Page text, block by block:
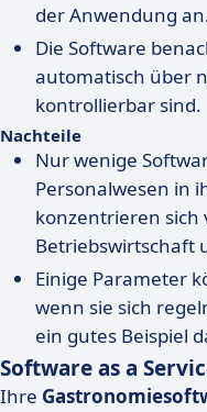
der Anwendung
Die Software
automatisch über
kontrollierbar sind.
Nachteile
Nur wenige
Personalwesen in
konzentrieren sich
Betriebswirtschaft
Einige Parameter
wenn sie sich
ein gutes Beispiel
Software as a
Ihre